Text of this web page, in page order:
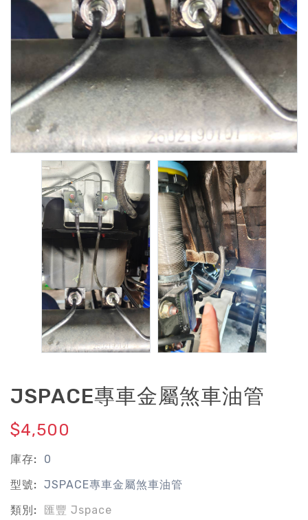
JSPACE專車金屬煞車油管
$4,500
庫存:
0
型號:
JSPACE專車金屬煞車油管
類別:
匯豐 Jspace